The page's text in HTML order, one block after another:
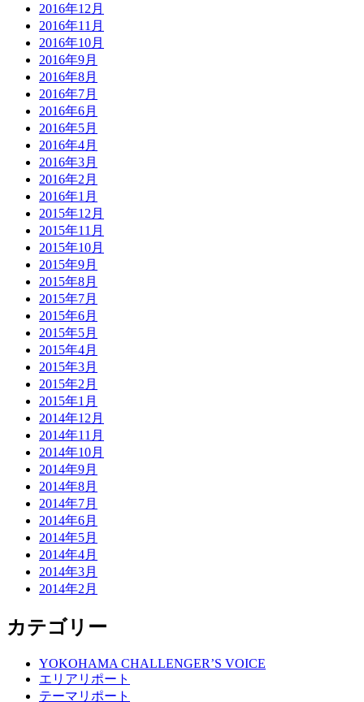
2016年12月
2016年11月
2016年10月
2016年9月
2016年8月
2016年7月
2016年6月
2016年5月
2016年4月
2016年3月
2016年2月
2016年1月
2015年12月
2015年11月
2015年10月
2015年9月
2015年8月
2015年7月
2015年6月
2015年5月
2015年4月
2015年3月
2015年2月
2015年1月
2014年12月
2014年11月
2014年10月
2014年9月
2014年8月
2014年7月
2014年6月
2014年5月
2014年4月
2014年3月
2014年2月
カテゴリー
YOKOHAMA CHALLENGER’S VOICE
エリアリポート
テーマリポート